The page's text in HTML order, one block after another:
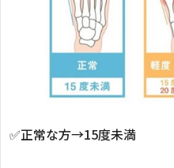
✅正常な方→15度未満